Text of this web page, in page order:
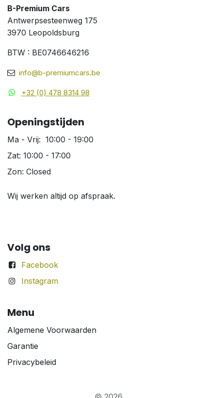
B-Premium Cars
Antwerpsesteenweg 175
3970 Leopoldsburg
BTW : BE0746646216
info@b-premiumcars.be
+32 (0) 478 8314 98
Openingstijden
Ma - Vrij: 10:00 - 19:00
Zat: 10:00 - 17:00
Zon: Closed
Wij werken altijd op afspraak.
Volg ons
Facebook
Instagram
Menu
Algemene Voorwaarden
Garantie
Privacybeleid